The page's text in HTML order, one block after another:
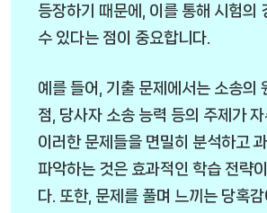
등장하기 때문에, 이를 통해 시험의
수 있다는 점이 중요합니다.
예를 들어, 기출 문제에서는 소송의
점, 당사자 소송 능력 등의 주제가 자
이러한 문제들을 면밀히 분석하고
파악하는 것은 효과적인 학습 전략
다. 또한, 문제를 풀며 느끼는 당혹